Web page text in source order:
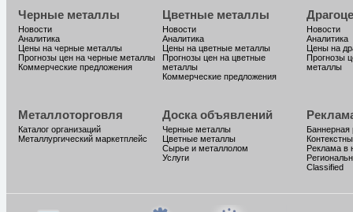
Черные металлы
Новости
Аналитика
Цены на черные металлы
Прогнозы цен на черные металлы
Коммерческие предложения
Цветные металлы
Новости
Аналитика
Цены на цветные металлы
Прогнозы цен на цветные
металлы
Коммерческие предложения
Новости
Аналитика
Цены на
Прогнозы
металлы
Металлоторговля
Каталог организаций
Металлургический маркетплейс
Доска объявлений
Черные металлы
Цветные металлы
Сырье и металлолом
Услуги
Баннерная
Реклама в
Classified